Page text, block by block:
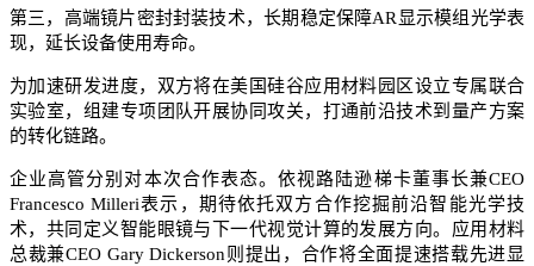
第三，高端镜片密封封装技术，长期稳定保障AR显示模组光学表
现，延长设备使用寿命。
为加速研发进度，双方将在美国硅谷应用材料园区设立专属联合
实验室，组建专项团队开展协同攻关，打通前沿技术到量产方案
的转化链路。
企业高管分别对本次合作表态。依视路陆逊梯卡董事长兼CEO
Francesco Milleri表示，期待依托双方合作挖掘前沿智能光学技
术，共同定义智能眼镜与下一代视觉计算的发展方向。应用材料
总裁兼CEO Gary Dickerson则提出，合作将全面提速搭载先进显